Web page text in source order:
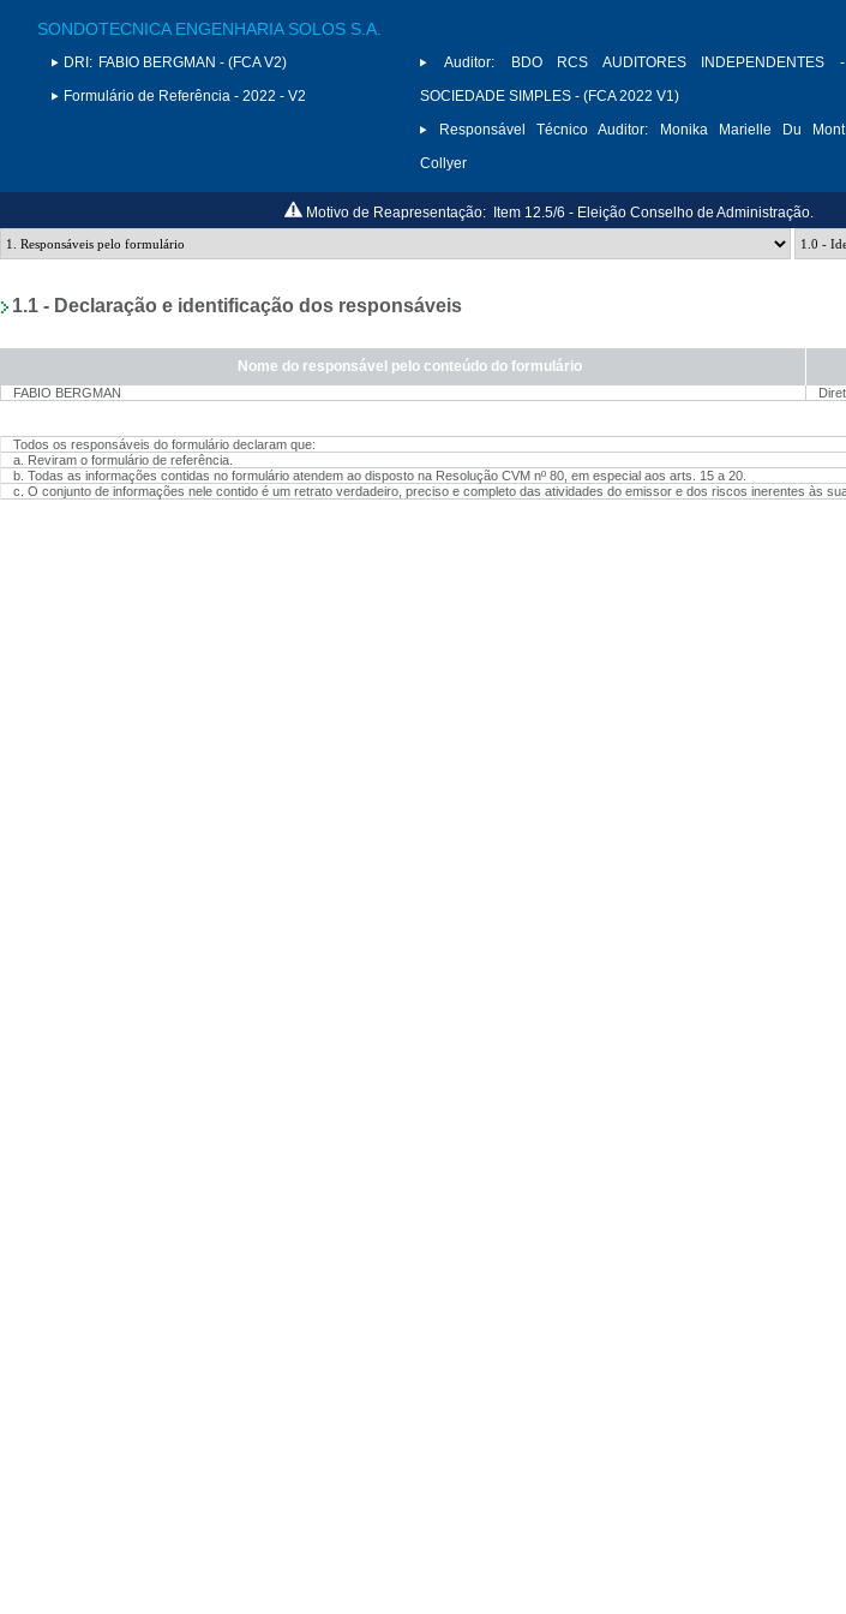
SONDOTECNICA ENGENHARIA SOLOS S.A.
DRI: FABIO BERGMAN - (FCA V2)
Formulário de Referência - 2022 - V2
Auditor:
BDO RCS AUDITORES INDEPENDENTES -
SOCIEDADE SIMPLES - (FCA 2022 V1)
Responsável Técnico Auditor:
Monika Marielle Du Mont
Collyer
Motivo de Reapresentação: Item 12.5/6 - Eleição Conselho de Administração.